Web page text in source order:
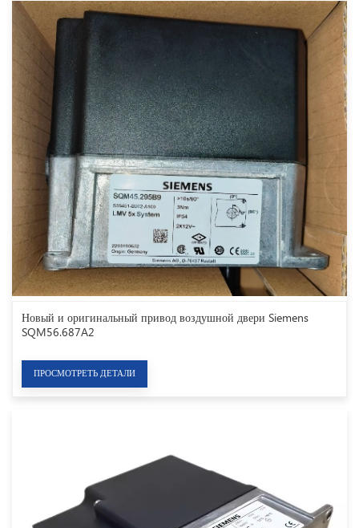
Новый и оригинальный привод воздушной двери Siemens
SQM56.687A2
ПРОСМОТРЕТЬ ДЕТАЛИ